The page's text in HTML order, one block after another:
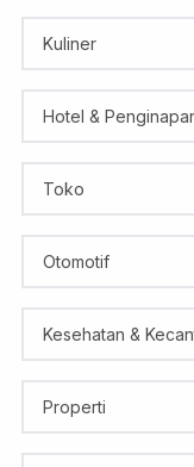
Kuliner
Hotel &
Toko
Otomotif
Kesehatan &
Properti